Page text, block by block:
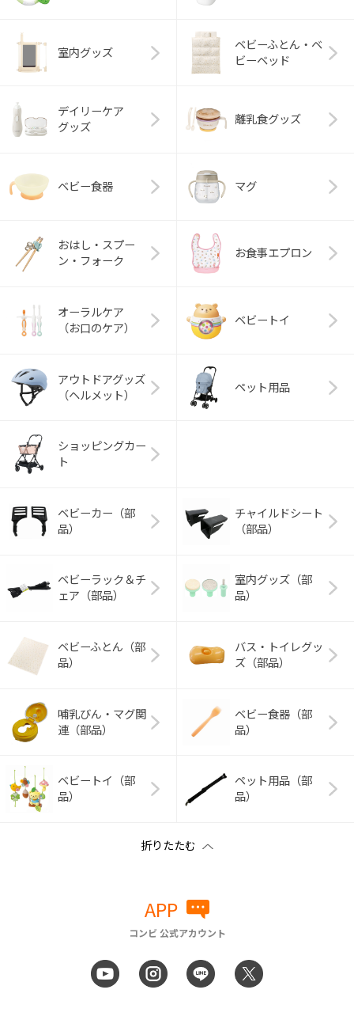
室内グッズ
ベビーふとん・ベ
ビーベッド
デイリーケア
グッズ
離乳食グッズ
ベビー食器 マグ
おはし・スプー
ン・フォーク
お食事エプロン
オーラルケア
（お口のケア）
ベビートイ
アウトドアグッズ
（ヘルメット）
ペット用品
ショッピングカー
ト
ベビーカー（部
品）
チャイルドシート
（部品）
ベビーラック＆チ
ェア（部品）
室内グッズ（部
品）
ベビーふとん（部
品）
バス・トイレグッ
ズ（部品）
哺乳びん・マグ関
連（部品）
ベビー食器（部
品）
ベビートイ（部
品）
ペット用品（部
品）
APP
コンビ 公式アカウント